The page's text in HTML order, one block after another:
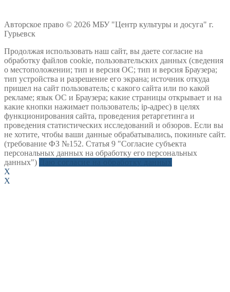
Авторское право © 2026 МБУ "Центр культуры и досуга" г.
Гурьевск
Продолжая использовать наш сайт, вы даете согласие на
обработку файлов cookie, пользовательских данных (сведения
о местоположении; тип и версия ОС; тип и версия Браузера;
тип устройства и разрешение его экрана; источник откуда
пришел на сайт пользователь; с какого сайта или по какой
рекламе; язык ОС и Браузера; какие страницы открывает и на
какие кнопки нажимает пользователь; ip-адрес) в целях
функционирования сайта, проведения ретаргетинга и
проведения статистических исследований и обзоров. Если вы
не хотите, чтобы ваши данные обрабатывались, покиньте сайт.
(требование ФЗ №152. Статья 9 "Согласие субъекта
персональных данных на обработку его персональных
данных")
X
X